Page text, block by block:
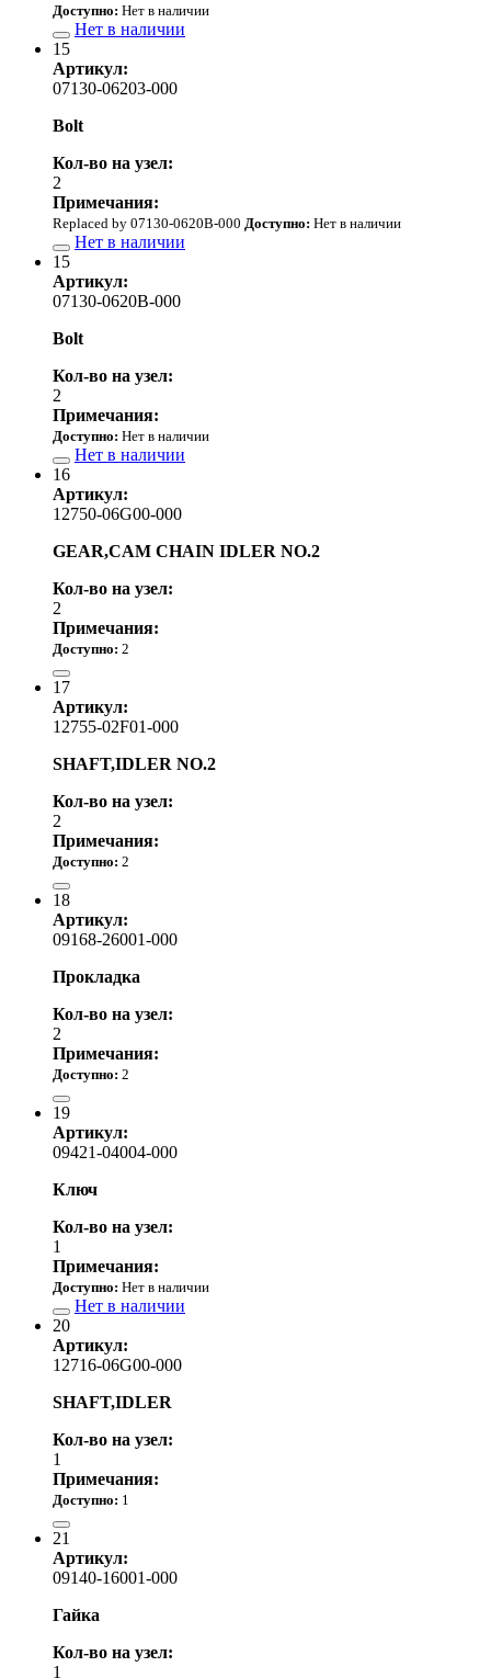
Доступно: Нет в наличии
Нет в наличии
15
Артикул:
07130-06203-000
Bolt
Кол-во на узел:
2
Примечания:
Replaced by 07130-0620B-000 Доступно: Нет в наличии
Нет в наличии
15
Артикул:
07130-0620B-000
Bolt
Кол-во на узел:
2
Примечания:
Доступно: Нет в наличии
Нет в наличии
16
Артикул:
12750-06G00-000
GEAR,CAM CHAIN IDLER NO.2
Кол-во на узел:
2
Примечания:
Доступно: 2
17
Артикул:
12755-02F01-000
SHAFT,IDLER NO.2
Кол-во на узел:
2
Примечания:
Доступно: 2
18
Артикул:
09168-26001-000
Прокладка
Кол-во на узел:
2
Примечания:
Доступно: 2
19
Артикул:
09421-04004-000
Ключ
Кол-во на узел:
1
Примечания:
Доступно: Нет в наличии
Нет в наличии
20
Артикул:
12716-06G00-000
SHAFT,IDLER
Кол-во на узел:
1
Примечания:
Доступно: 1
21
Артикул:
09140-16001-000
Гайка
Кол-во на узел:
1